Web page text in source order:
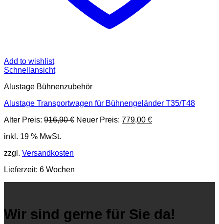
Add to wishlist
Schnellansicht
Alustage Bühnenzubehör
Alustage Transportwagen für Bühnengeländer T35/T48
Alter Preis: 916,90€ Ursprünglicher
Neuer Preis: 779,00 €Aktueller
inkl. 19 % MwSt.
zzgl. Versandkosten
Lieferzeit: 6 Wochen
Wir sind gerne für Sie da!